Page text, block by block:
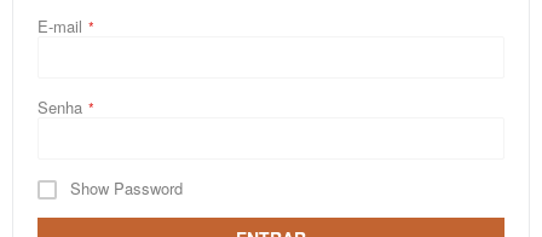
E-mail
Senha
Show Password